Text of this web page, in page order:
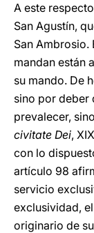
A este
San Agustín,
San
mandan están
su mando. De
sino por deber
prevalecer,
civitate Dei,
con lo
artículo 98
servicio
exclusividad,
originario de